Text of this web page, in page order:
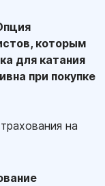
которым
для катания
при покупке
на